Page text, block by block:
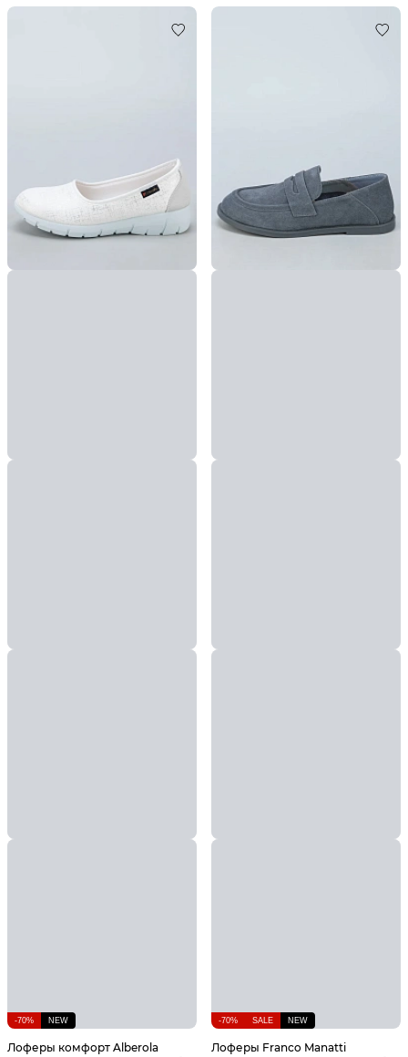
-70% NEW
Лоферы комфорт Alberola
-70% SALE NEW
Лоферы Franco Manatti